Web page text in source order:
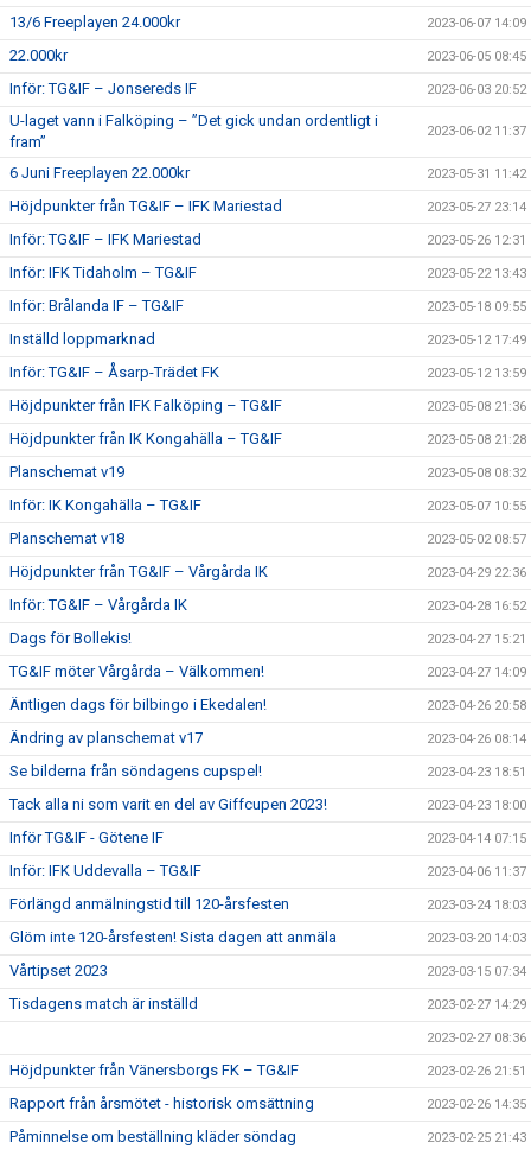
13/6 Freeplayen 24.000kr 2023-06-07 14:09
22.000kr 2023-06-05 08:45
Inför: TG&IF – Jonsereds IF 2023-06-03 20:52
U-laget vann i Falköping – ”Det gick undan ordentligt i
fram”
2023-06-02 11:37
6 Juni Freeplayen 22.000kr 2023-05-31 11:42
Höjdpunkter från TG&IF – IFK Mariestad 2023-05-27 23:14
Inför: TG&IF – IFK Mariestad 2023-05-26 12:31
Inför: IFK Tidaholm – TG&IF 2023-05-22 13:43
Inför: Brålanda IF – TG&IF 2023-05-18 09:55
Inställd loppmarknad 2023-05-12 17:49
Inför: TG&IF – Åsarp-Trädet FK 2023-05-12 13:59
Höjdpunkter från IFK Falköping – TG&IF 2023-05-08 21:36
Höjdpunkter från IK Kongahälla – TG&IF 2023-05-08 21:28
Planschemat v19 2023-05-08 08:32
Inför: IK Kongahälla – TG&IF 2023-05-07 10:55
Planschemat v18 2023-05-02 08:57
Höjdpunkter från TG&IF – Vårgårda IK 2023-04-29 22:36
Inför: TG&IF – Vårgårda IK 2023-04-28 16:52
Dags för Bollekis! 2023-04-27 15:21
TG&IF möter Vårgårda – Välkommen! 2023-04-27 14:09
Äntligen dags för bilbingo i Ekedalen! 2023-04-26 20:58
Ändring av planschemat v17 2023-04-26 08:14
Se bilderna från söndagens cupspel! 2023-04-23 18:51
Tack alla ni som varit en del av Giffcupen 2023! 2023-04-23 18:00
Inför TG&IF - Götene IF 2023-04-14 07:15
Inför: IFK Uddevalla – TG&IF 2023-04-06 11:37
Förlängd anmälningstid till 120-årsfesten 2023-03-24 18:03
Glöm inte 120-årsfesten! Sista dagen att anmäla 2023-03-20 14:03
Vårtipset 2023 2023-03-15 07:34
Tisdagens match är inställd 2023-02-27 14:29
2023-02-27 08:36
Höjdpunkter från Vänersborgs FK – TG&IF 2023-02-26 21:51
Rapport från årsmötet - historisk omsättning 2023-02-26 14:35
Påminnelse om beställning kläder söndag 2023-02-25 21:43